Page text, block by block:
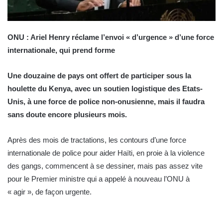
ONU : Ariel Henry réclame l’envoi « d’urgence » d’une force
internationale, qui prend forme
Une douzaine de pays ont offert de participer sous la
houlette du Kenya, avec un soutien logistique des Etats-
Unis, à une force de police non-onusienne, mais il faudra
sans doute encore plusieurs mois.
Après des mois de tractations, les contours d’une force
internationale de police pour aider Haïti, en proie à la violence
des gangs, commencent à se dessiner, mais pas assez vite
pour le Premier ministre qui a appelé à nouveau l’ONU à
« agir », de façon urgente.